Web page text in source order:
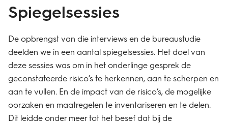
Spiegelsessies
De opbrengst van die interviews en de bureaustudie
deelden we in een aantal spiegelsessies. Het doel van
deze sessies was om in het onderlinge gesprek de
geconstateerde risico’s te herkennen, aan te scherpen en
aan te vullen. En de impact van de risico’s, de mogelijke
oorzaken en maatregelen te inventariseren en te delen.
Dit leidde onder meer tot het besef dat bij de